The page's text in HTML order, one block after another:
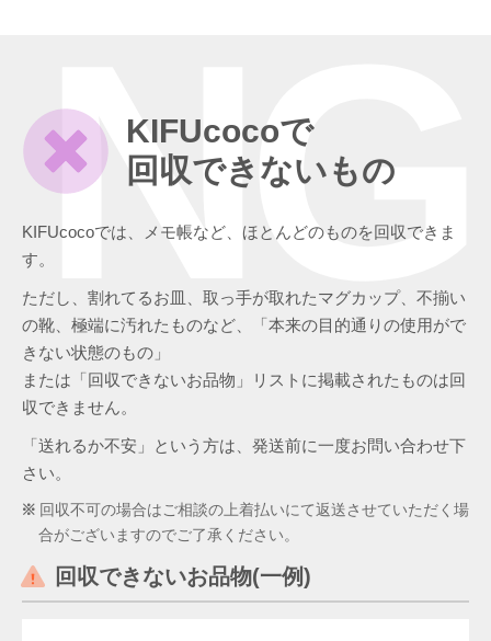
KIFUcocoで
回収できないもの
KIFUcocoでは、メモ帳など、ほとんどのものを回収できま
す。
ただし、割れてるお皿、取っ手が取れたマグカップ、不揃い
の靴、極端に汚れたものなど、「本来の目的通りの使用がで
きない状態のもの」
または「回収できないお品物」リストに掲載されたものは回
収できません。
「送れるか不安」という方は、発送前に一度お問い合わせ下
さい。
回収不可の場合はご相談の上着払いにて返送させていただく場
合がございますのでご了承ください。
回収できないお品物(一例)
NG